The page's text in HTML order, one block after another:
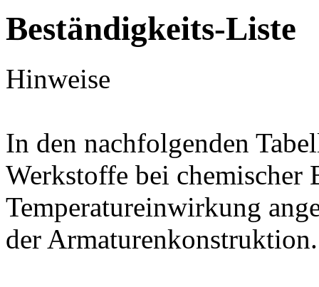
Beständigkeits-Liste
Hinweise
In den nachfolgenden
Werkstoffe bei chemischer
Temperatureinwirkung
der Armaturenkonstruktion.